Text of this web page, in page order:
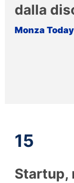
dalla
Monza Today
15
Startup,